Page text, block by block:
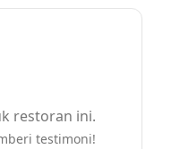
restoran ini.
testimoni!